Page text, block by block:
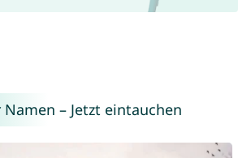
– Jetzt eintauchen